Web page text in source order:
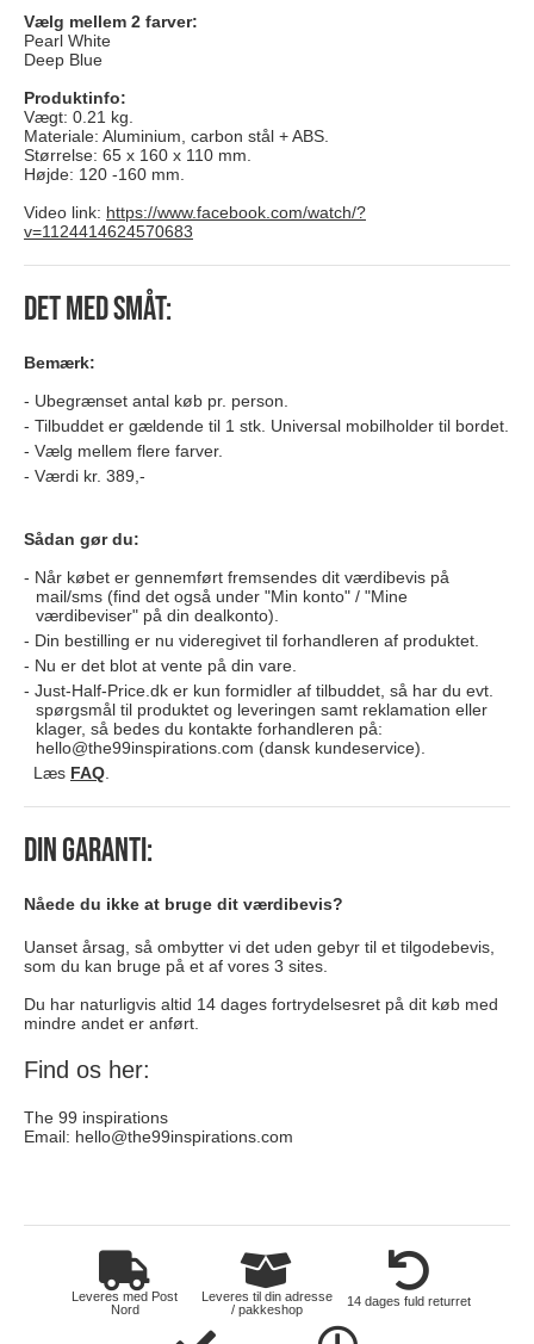
Vælg mellem 2 farver:
Pearl White
Deep Blue
Produktinfo:
Vægt: 0.21 kg.
Materiale: Aluminium, carbon stål + ABS.
Størrelse: 65 x 160 x 110 mm.
Højde: 120 -160 mm.
Video link: https://www.facebook.com/watch/?
v=1124414624570683
Det med småt:
Bemærk:
Ubegrænset antal køb pr. person.
Tilbuddet er gældende til 1 stk. Universal mobilholder til bordet.
Vælg mellem flere farver.
Værdi kr. 389,-
Sådan gør du:
Når købet er gennemført fremsendes dit værdibevis på
mail/sms (find det også under "Min konto" / "Mine
værdibeviser" på din dealkonto).
Din bestilling er nu videregivet til forhandleren af produktet.
Nu er det blot at vente på din vare.
Just-Half-Price.dk er kun formidler af tilbuddet, så har du evt.
spørgsmål til produktet og leveringen samt reklamation eller
klager, så bedes du kontakte forhandleren på:
hello@the99inspirations.com (dansk kundeservice).
Læs FAQ.
Din garanti:
Nåede du ikke at bruge dit værdibevis?
Uanset årsag, så ombytter vi det uden gebyr til et tilgodebevis,
som du kan bruge på et af vores 3 sites.
Du har naturligvis altid 14 dages fortrydelsesret på dit køb med
mindre andet er anført.
Find os her:
The 99 inspirations
Email: hello@the99inspirations.com
Leveres med Post
Nord
Leveres til din adresse
/ pakkeshop
14 dages fuld returret